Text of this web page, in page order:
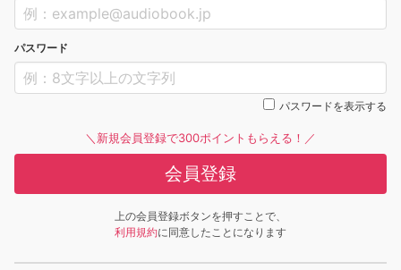
パスワード
パスワードを表示する
＼新規会員登録で300ポイントもらえる！／
会員登録
上の会員登録ボタンを押すことで、
利用規約に同意したことになります